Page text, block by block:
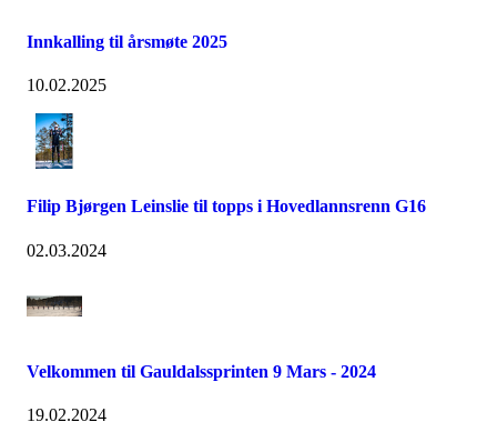
Innkalling til årsmøte 2025
10.02.2025
Filip Bjørgen Leinslie til topps i Hovedlannsrenn G16
02.03.2024
Velkommen til Gauldalssprinten 9 Mars - 2024
19.02.2024